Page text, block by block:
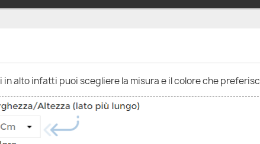
in alto infatti puoi scegliere la misura e il colore che